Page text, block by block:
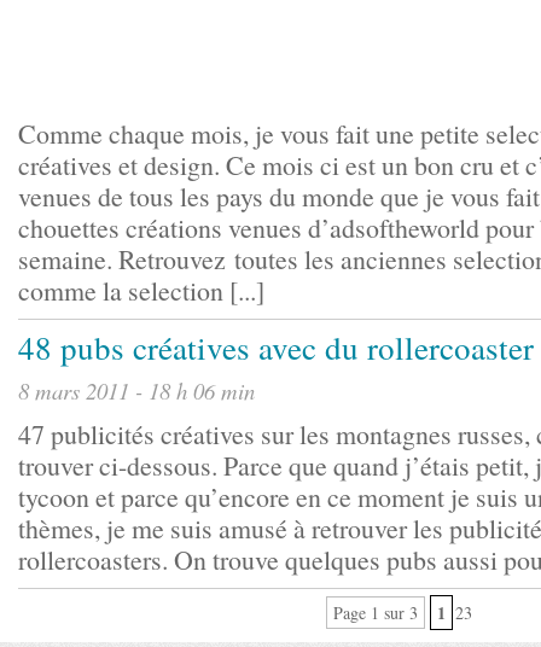
Comme chaque mois, je vous fait une petite
créatives et design. Ce mois ci est un bon cru et
venues de tous les pays du monde que je vous
chouettes créations venues d’adsoftheworld
semaine. Retrouvez toutes les anciennes
comme la selection [...]
48 pubs créatives avec du
8 mars 2011 - 18 h 06 min
47 publicités créatives sur les montagnes russes,
trouver ci-dessous. Parce que quand j’étais
tycoon et parce qu’encore en ce moment je suis
thèmes, je me suis amusé à retrouver les
rollercoasters. On trouve quelques pubs aussi
Page 1 sur 3 1 23